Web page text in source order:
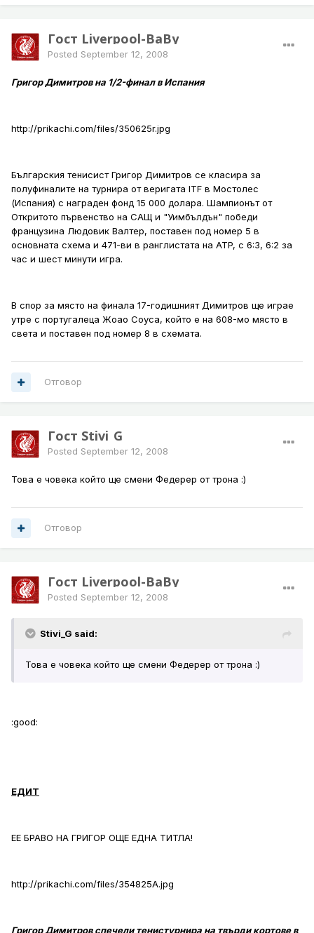
Гост Liverpool-BaBy
Posted September 12, 2008
Григор Димитров на 1/2-финал в Испания
http://prikachi.com/files/350625r.jpg
Българския тенисист Григор Димитров се класира за
полуфиналите на турнира от веригата ITF в Мостолес
(Испания) с награден фонд 15 000 долара. Шампионът от
Откритото първенство на САЩ и "Уимбълдън" победи
французина Людовик Валтер, поставен под номер 5 в
основната схема и 471-ви в ранглистата на ATP, с 6:3, 6:2 за
час и шест минути игра.
В спор за място на финала 17-годишният Димитров ще играе
утре с португалеца Жоао Соуса, който е на 608-мо място в
света и поставен под номер 8 в схемата.
Отговор
Гост Stivi_G
Posted September 12, 2008
Това е човека който ще смени Федерер от трона :)
Отговор
Гост Liverpool-BaBy
Posted September 12, 2008
Stivi_G said:
Това е човека който ще смени Федерер от трона :)
:good:
ЕДИТ
ЕЕ БРАВО НА ГРИГОР ОЩЕ ЕДНА ТИТЛА!
http://prikachi.com/files/354825A.jpg
Григор Димитров спечели тенистурнира на твърди кортове в